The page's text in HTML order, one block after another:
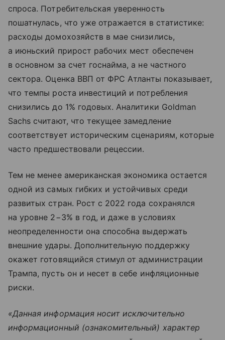
спроса. Потребительская уверенность
пошатнулась, что уже отражается в статистике:
расходы домохозяйств в мае снизились,
а июньский прирост рабочих мест обеспечен
в основном за счет госнайма, а не частного
сектора. Оценка ВВП от ФРС Атланты показывает,
что темпы роста инвестиций и потребления
снизились до 1% годовых. Аналитики Goldman
Sachs считают, что текущее замедление
соответствует историческим сценариям, которые
часто предшествовали рецессии.
Тем не менее американская экономика остается
одной из самых гибких и устойчивых среди
развитых стран. Рост с 2022 года сохранялся
на уровне 2−3% в год, и даже в условиях
неопределенности она способна выдержать
внешние удары. Дополнительную поддержку
окажет готовящийся стимул от администрации
Трампа, пусть он и несет в себе инфляционные
риски.
«Данная информация носит исключительно
информационный (ознакомительный) характер